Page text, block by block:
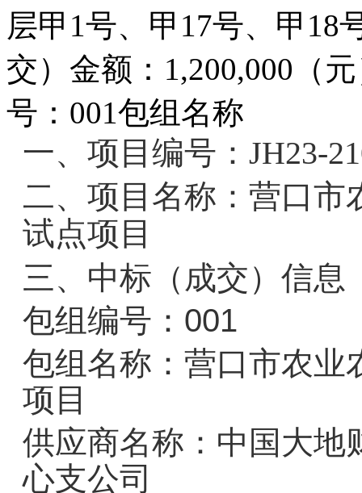
层甲1号、甲17号、甲18
交）金额：1,200,000（
号：001包组名称
一、 项目编号 ：JH23-
二、 项目名称：营口市
试点项目
三、中标（成交）信息
包组编号：001
包组名称：营口市农业
项目
供应商名称：中国大地
心支公司